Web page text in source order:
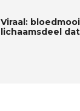
Viraal:
lichaamsdeel